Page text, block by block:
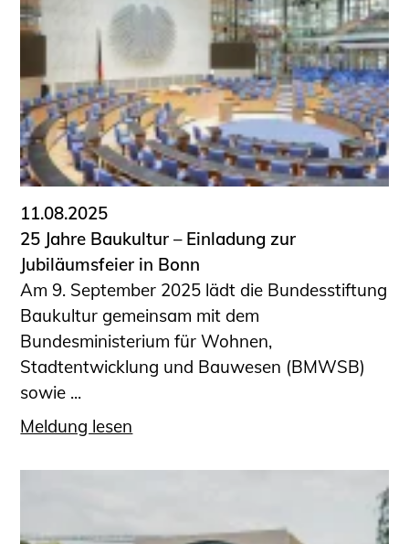
11.08.2025
25 Jahre Baukultur – Einladung zur
Jubiläumsfeier in Bonn
Am 9. September 2025 lädt die Bundesstiftung
Baukultur gemeinsam mit dem
Bundesministerium für Wohnen,
Stadtentwicklung und Bauwesen (BMWSB)
sowie ...
Meldung lesen